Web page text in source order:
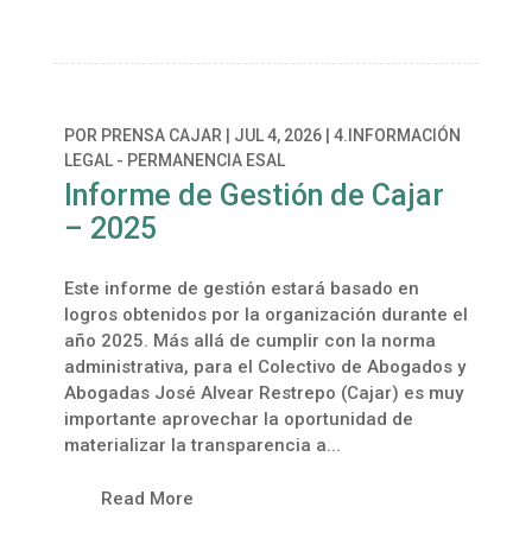
POR PRENSA CAJAR JUL 4, 2026| 4.INFORMACIÓN
LEGAL - PERMANENCIA ESAL
Informe de Gestión de Cajar
– 2025
Este informe de gestión estará basado en
logros obtenidos por la organización durante el
año 2025. Más allá de cumplir con la norma
administrativa, para el Colectivo de Abogados y
Abogadas José Alvear Restrepo (Cajar) es muy
importante aprovechar la oportunidad de
materializar la transparencia a...
Read More